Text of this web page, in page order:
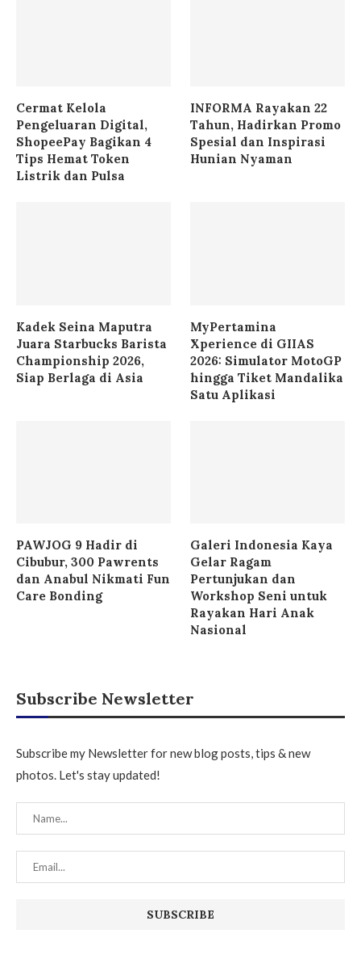
Cermat Kelola
Pengeluaran Digital,
ShopeePay Bagikan 4
Tips Hemat Token
Listrik dan Pulsa
INFORMA Rayakan 22
Tahun, Hadirkan Promo
Spesial dan Inspirasi
Hunian Nyaman
Kadek Seina Maputra
Juara Starbucks Barista
Championship 2026,
Siap Berlaga di Asia
MyPertamina
Xperience di GIIAS
2026: Simulator MotoGP
hingga Tiket Mandalika
Satu Aplikasi
PAWJOG 9 Hadir di
Cibubur, 300 Pawrents
dan Anabul Nikmati Fun
Care Bonding
Galeri Indonesia Kaya
Gelar Ragam
Pertunjukan dan
Workshop Seni untuk
Rayakan Hari Anak
Nasional
Subscribe Newsletter
Subscribe my Newsletter for new blog posts, tips & new
photos. Let's stay updated!